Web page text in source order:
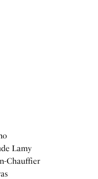
Lamy
Chauffier